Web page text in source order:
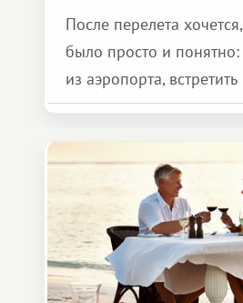
После перелета
было просто и
из аэропорта, встретить
представителя
и спокойно доехать до